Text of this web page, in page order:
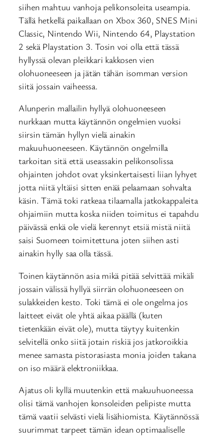
siihen mahtuu vanhoja pelikonsoleita useampia.
Tällä hetkellä paikallaan on Xbox 360, SNES Mini
Classic, Nintendo Wii, Nintendo 64, Playstation
2 sekä Playstation 3. Tosin voi olla että tässä
hyllyssä olevan pleikkari kakkosen vien
olohuoneeseen ja jätän tähän isomman version
siitä jossain vaiheessa.
Alunperin mallailin hyllyä olohuoneeseen
nurkkaan mutta käytännön ongelmien vuoksi
siirsin tämän hyllyn vielä ainakin
makuuhuoneeseen. Käytännön ongelmilla
tarkoitan sitä että useassakin pelikonsolissa
ohjainten johdot ovat yksinkertaisesti liian lyhyet
jotta niitä yltäisi sitten enää pelaamaan sohvalta
käsin. Tämä toki ratkeaa tilaamalla jatkokappaleita
ohjaimiin mutta koska niiden toimitus ei tapahdu
päivässä enkä ole vielä kerennyt etsiä mistä niitä
saisi Suomeen toimitettuna joten siihen asti
ainakin hylly saa olla tässä.
Toinen käytännön asia mikä pitää selvittää mikäli
jossain välissä hyllyä siirrän olohuoneeseen on
sulakkeiden kesto. Toki tämä ei ole ongelma jos
laitteet eivät ole yhtä aikaa päällä (kuten
tietenkään eivät ole), mutta täytyy kuitenkin
selvitellä onko siitä jotain riskiä jos jatkoroikkia
menee samasta pistorasiasta monia joiden takana
on iso määrä elektroniikkaa.
Ajatus oli kyllä muutenkin että makuuhuoneessa
olisi tämä vanhojen konsoleiden pelipiste mutta
tämä vaatii selvästi vielä lisähiomista. Käytännössä
suurimmat tarpeet tämän idean optimaaliselle